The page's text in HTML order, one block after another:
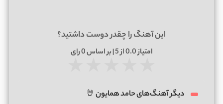
این آهنگ را چقدر دوست داشتید؟
امتیاز0.0از 5 | بر اساس 0رای
دیگر آهنگ‌های حامد همایون 🤘